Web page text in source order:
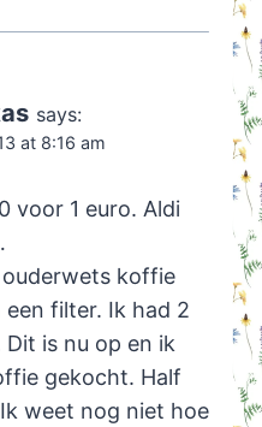
says:
at 8:16 am
voor 1 euro. Aldi
koffie
filter. Ik had 2
Dit is nu op en ik
gekocht. Half
weet nog niet hoe